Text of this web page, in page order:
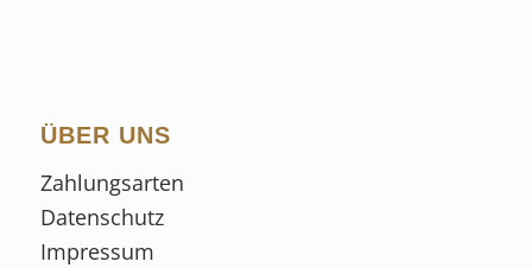
ÜBER UNS
Zahlungsarten
Datenschutz
Impressum